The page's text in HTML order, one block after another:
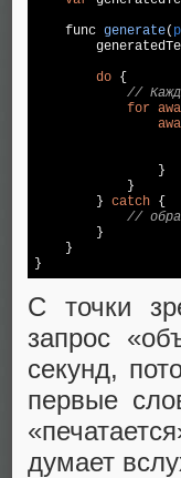
func generate(
do {
//
for
                }
            }
        }
catch {
//
        }
    }
С точки
запрос
секунд,
первые
думает